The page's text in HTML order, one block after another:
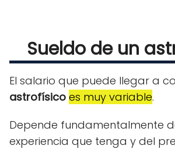
Sueldo de un
El salario que puede llegar a
astrofísico es muy variable.
Depende fundamentalmente
experiencia que tenga y del